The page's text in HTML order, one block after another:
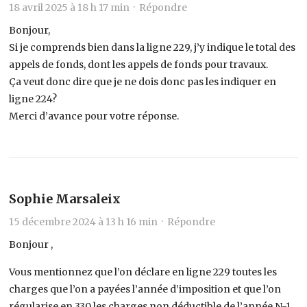
18 avril 2025 à 18 h 17 min · Répondre
Bonjour,
Si je comprends bien dans la ligne 229, j’y indique le total des
appels de fonds, dont les appels de fonds pour travaux.
Ça veut donc dire que je ne dois donc pas les indiquer en
ligne 224?
Merci d’avance pour votre réponse.
Sophie Marsaleix
15 décembre 2024 à 13 h 16 min · Répondre
Bonjour ,
Vous mentionnez que l’on déclare en ligne 229 toutes les
charges que l’on a payées l’année d’imposition et que l’on